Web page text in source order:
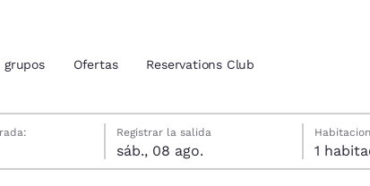
grupos Ofertas Reservations Club
Registrar la salida
sáb., 08 ago.
fecha de check-out seleccionada
fecha de check-in seleccionada